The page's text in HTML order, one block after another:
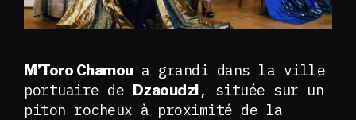
M’Toro Chamoua grandi dans la ville
portuaire de Dzaoudzi, située sur un
piton rocheux à proximité de la